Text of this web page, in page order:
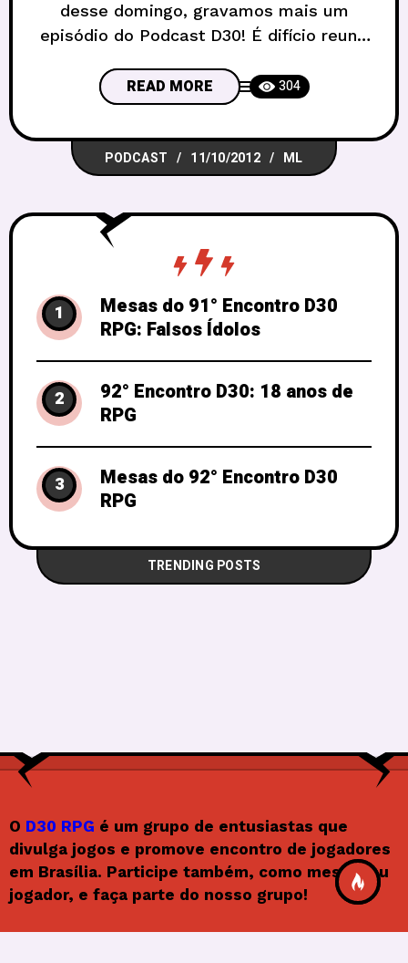
desse domingo, gravamos mais um
episódio do Podcast D30! É difício reunir
dessa vez estavam lá ML, Bebeto,
Janary, Eugênio. A gente bem que tentou
inventar um tema: filmes que dariam
bons RPGs, mas nossos convidados
READ MORE 304
PODCAST 11/10/2012 ML
1
Mesas do 91° Encontro D30
RPG: Falsos Ídolos
2
92° Encontro D30: 18 anos de
RPG
3
Mesas do 92° Encontro D30
RPG
TRENDING POSTS
O D30 RPG é um grupo de entusiastas que
divulga jogos e promove encontro de jogadores
em Brasília. Participe também, como mestre ou
jogador, e faça parte do nosso grupo!